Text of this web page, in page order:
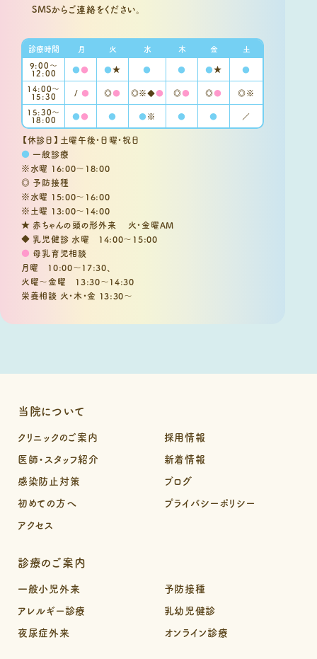
SMSからご連絡をください。
診療時間 月 火 水 木 金
土
9:00〜
12:00 ●● ●★ ● ● ●★
●
14:00～
15:30 / ● ◎● ◎※◆● ◎● ◎●
◎※
15:30〜
18:00 ●● ● ●※ ● ● ／
【休診日】土曜午後・日曜・祝日
● 一般診療
※水曜 16:00～18:00
◎ 予防接種
※水曜 15:00～16:00
※土曜 13:00～14:00
★ 赤ちゃんの頭の形外来 火・金曜AM
◆ 乳児健診 水曜 14:00～15:00
● 母乳育児相談
月曜 10:00～17:30、
火曜～金曜 13:30～14:30
栄養相談 火・木・金 13:30～
当院について
クリニックのご案内
医師・スタッフ紹介
感染防止対策
初めての方へ
アクセス
採用情報
新着情報
ブログ
プライバシーポリシー
診療のご案内
一般小児外来
アレルギー診療
夜尿症外来
予防接種
乳幼児健診
オンライン診療